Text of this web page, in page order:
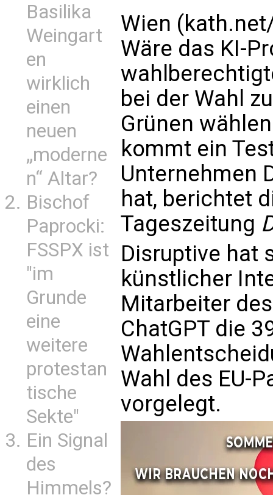
Basilika
Weingart
en
wirklich
einen
neuen
„moderne
n“ Altar?
Bischof
Paprocki:
FSSPX ist
"im
Grunde
eine
weitere
protestan
tische
Sekte"
Ein Signal
des
Himmels?
Wien
Wäre das KI-
bei der Wahl
Grünen
kommt ein
Unternehmen
hat, berichtet
Tageszeitung
Disruptive hat
künstlicher
Mitarbeiter
ChatGPT die
Wahl des EU-
vorgelegt.